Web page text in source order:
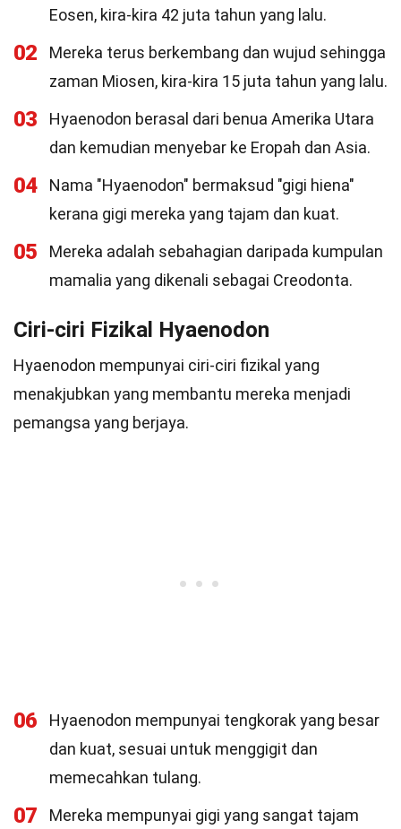
Eosen, kira-kira 42 juta tahun yang lalu.
02
Mereka terus berkembang dan wujud sehingga
zaman Miosen, kira-kira 15 juta tahun yang lalu.
03
Hyaenodon berasal dari benua Amerika Utara
dan kemudian menyebar ke Eropah dan Asia.
04
Nama "Hyaenodon" bermaksud "gigi hiena"
kerana gigi mereka yang tajam dan kuat.
05
Mereka adalah sebahagian daripada kumpulan
mamalia yang dikenali sebagai Creodonta.
Ciri-ciri Fizikal Hyaenodon
Hyaenodon mempunyai ciri-ciri fizikal yang
menakjubkan yang membantu mereka menjadi
pemangsa yang berjaya.
06
Hyaenodon mempunyai tengkorak yang besar
dan kuat, sesuai untuk menggigit dan
memecahkan tulang.
07
Mereka mempunyai gigi yang sangat tajam